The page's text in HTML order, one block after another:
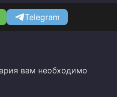
Telegram
вам необходимо